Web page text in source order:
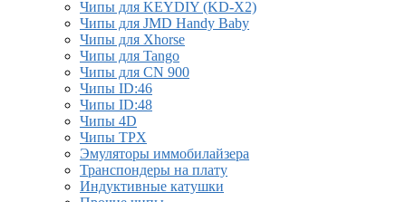
Чипы для KEYDIY (KD-X2)
Чипы для JMD Handy Baby
Чипы для Xhorse
Чипы для Tango
Чипы для CN 900
Чипы ID:46
Чипы ID:48
Чипы 4D
Чипы TPX
Эмуляторы иммобилайзера
Транспондеры на плату
Индуктивные катушки